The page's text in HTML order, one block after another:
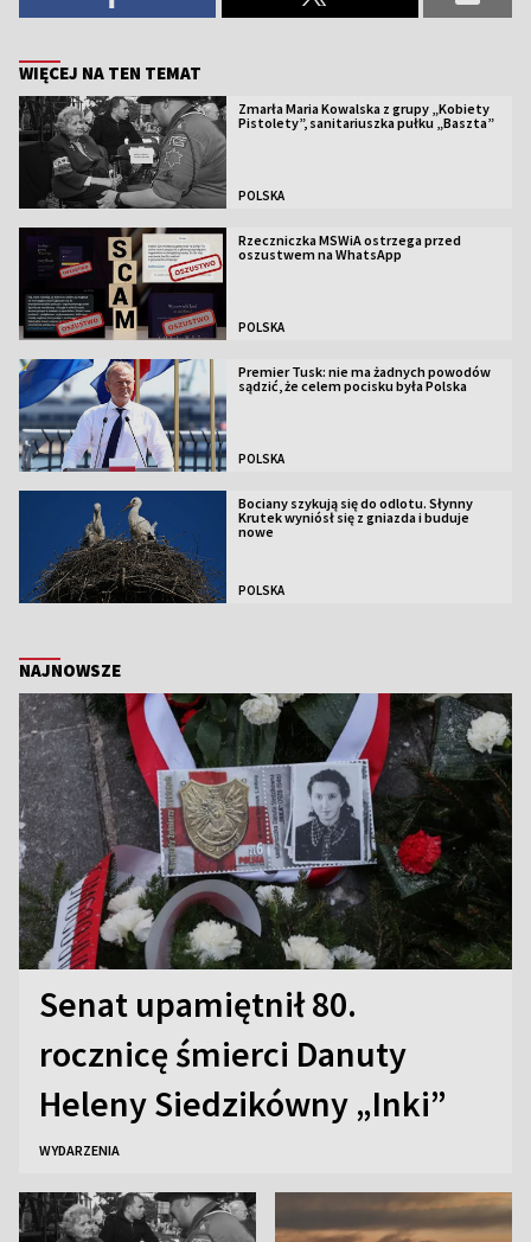
WIĘCEJ NA TEN TEMAT
Zmarła Maria Kowalska z grupy „Kobiety
Pistolety”, sanitariuszka pułku „Baszta”
POLSKA
Rzeczniczka MSWiA ostrzega przed
oszustwem na WhatsApp
POLSKA
Premier Tusk: nie ma żadnych powodów
sądzić, że celem pocisku była Polska
POLSKA
Bociany szykują się do odlotu. Słynny
Krutek wyniósł się z gniazda i buduje
nowe
POLSKA
NAJNOWSZE
Senat upamiętnił 80.
rocznicę śmierci Danuty
Heleny Siedzikówny „Inki”
WYDARZENIA